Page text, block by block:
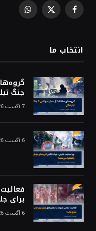
Facebook
X
WhatsApp
انتخاب ما
جنگ
7 آگست 2026
6 آگست 2026
برای
6 آگست 2026